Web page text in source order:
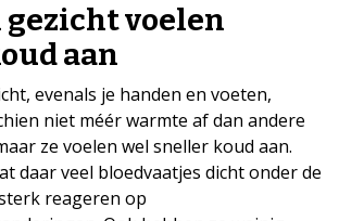
gezicht voelen
aan
evenals je handen en voeten,
niet méér warmte af dan andere
ze voelen wel sneller koud aan.
daar veel bloedvaatjes dicht onder de
reageren op